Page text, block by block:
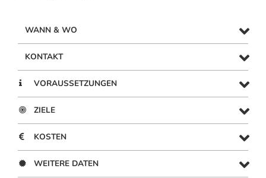
WANN & WO
KONTAKT
VORAUSSETZUNGEN
ZIELE
KOSTEN
WEITERE DATEN